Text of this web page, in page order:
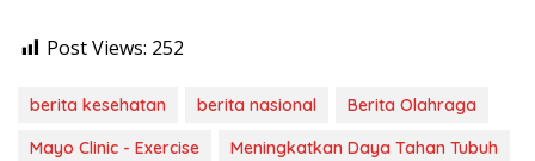
Post Views: 252
berita kesehatan berita nasional
Berita Olahraga
Mayo Clinic - Exercise
Meningkatkan Daya Tahan Tubuh